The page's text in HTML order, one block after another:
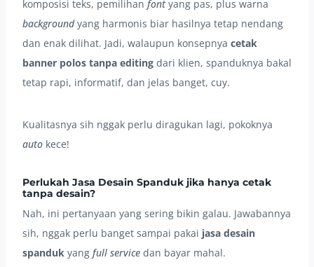
komposisi teks, pemilihan fontyang pas, plus warna
backgroundyang harmonis biar hasilnya tetap nendang
dan enak dilihat. Jadi, walaupun konsepnya cetak
banner polos tanpa editing dari klien, spanduknya bakal
tetap rapi, informatif, dan jelas banget, cuy.
Kualitasnya sih nggak perlu diragukan lagi, pokoknya
auto kece!
Perlukah Jasa Desain Spanduk jika hanya cetak
tanpa desain?
Nah, ini pertanyaan yang sering bikin galau. Jawabannya
sih, nggak perlu banget sampai pakai jasa desain
spanduk yang full service dan bayar mahal.